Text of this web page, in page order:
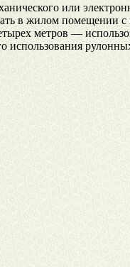
или
в жилом помещении
метров —
использования